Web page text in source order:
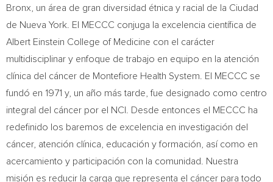
Bronx, un área de gran diversidad étnica y racial de la Ciudad
de Nueva York. El MECCC conjuga la excelencia científica de
Albert Einstein College of Medicine con el carácter
multidisciplinar y enfoque de trabajo en equipo en la atención
clínica del cáncer de Montefiore Health System. El MECCC se
fundó en 1971 y, un año más tarde, fue designado como centro
integral del cáncer por el NCI. Desde entonces el MECCC ha
redefinido los baremos de excelencia en investigación del
cáncer, atención clínica, educación y formación, así como en
acercamiento y participación con la comunidad. Nuestra
misión es reducir la carga que representa el cáncer para todo